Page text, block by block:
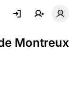
Montreux